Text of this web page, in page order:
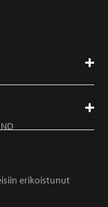
erikoistunut